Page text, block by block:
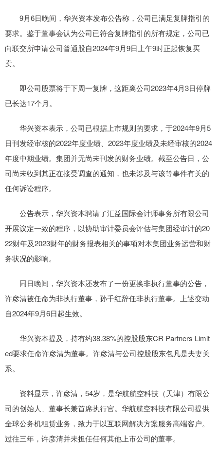
9月6日晚间，华兴资本发布公告称，公司已满足复牌指引的
要求。鉴于董事会认为公司已符合复牌指引的所有规定，公司已
向联交所申请公司普通股自2024年9月9日上午9时正起恢复买
卖。
即公司股票将于下周一复牌，这距离公司2023年4月3日停牌
已长达17个月。
华兴资本表示，公司已根据上市规则的要求，于2024年9月5
日刊发经审核的2022年度业绩、2023年度业绩及未经审核的2024
年度中期业绩。集团并无尚未刊发的财务业绩。截至公告日，公
司尚未收到其正在接受调查的通知，也未涉及与该等事件有关的
任何诉讼程序。
公告表示，华兴资本聘请了汇益国际会计师事务所有限公司
开展议定一致的程序，以协助审计委员会评估与集团经审计的20
22财年及2023财年的财务报表相关的事项对本集团业务运营和财
务状况的影响。
同日晚间，华兴资本还发布了一份更换非执行董事的公告，
许彦清被任命为非执行董事，孙千红辞任非执行董事。上述变动
自2024年9月6日起生效。
华兴资本提及，持有约38.38%的控股股东CR Partners Limit
ed要求任命许彦清为董事。许彦清与公司控股股东包凡是夫妻关
系。
资料显示，许彦清，54岁，是华航航空科技（天津）有限公
司的创始人、董事长兼首席执行官。华航航空科技有限公司提供
全球公务机租赁业务，致力于以互联网解决方案服务高端客户。
过往三年，许彦清并未担任任何其他上市公司的董事。